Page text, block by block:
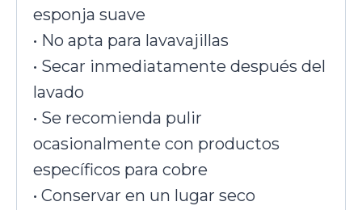
esponja suave
• No apta para lavavajillas
• Secar inmediatamente después del
lavado
• Se recomienda pulir
ocasionalmente con productos
específicos para cobre
• Conservar en un lugar seco